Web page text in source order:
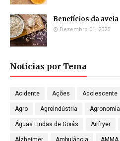
Benefícios da aveia
Dezembro 01, 2025
Notícias por Tema
Acidente Ações Adolescente
Agro Agroindústria Agronomia
Águas Lindas de Goiás Airfryer